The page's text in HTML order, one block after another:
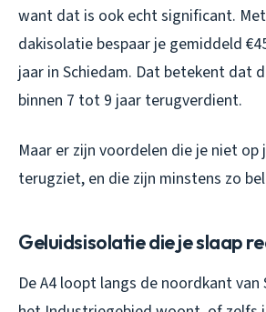
want dat is ook echt significant.
dakisolatie bespaar je gemiddeld
jaar in Schiedam. Dat betekent dat
binnen 7 tot 9 jaar terugverdient.
Maar er zijn voordelen die je niet op
terugziet, en die zijn minstens zo
Geluidsisolatie die je slaap
De A4 loopt langs de noordkant van